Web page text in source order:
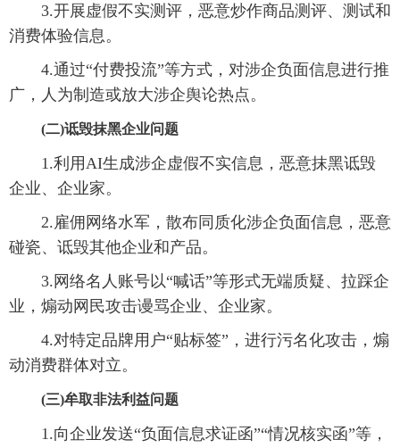
3.开展虚假不实测评，恶意炒作商品测评、测试和
消费体验信息。
4.通过“付费投流”等方式，对涉企负面信息进行推
广，人为制造或放大涉企舆论热点。
(二)诋毁抹黑企业问题
1.利用AI生成涉企虚假不实信息，恶意抹黑诋毁
企业、企业家。
2.雇佣网络水军，散布同质化涉企负面信息，恶意
碰瓷、诋毁其他企业和产品。
3.网络名人账号以“喊话”等形式无端质疑、拉踩企
业，煽动网民攻击谩骂企业、企业家。
4.对特定品牌用户“贴标签”，进行污名化攻击，煽
动消费群体对立。
(三)牟取非法利益问题
1.向企业发送“负面信息求证函”“情况核实函”等，